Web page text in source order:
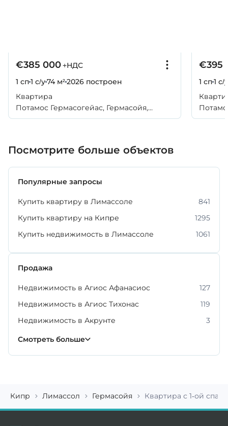
€385 000+НДС
1 сп1 с/у74 м²2026 построен
Квартира
Потамос Гермасогейас, Гермасойя,
Лимассол
€395
1 сп1 с/у
Посмотрите больше объектов
Популярные запросы
Купить квартиру в Лимассоле
841
Купить квартиру на Кипре
1295
Купить недвижимость в Лимассоле
1061
Продажа
Недвижимость в Агиос Афанасиос
127
Недвижимость в Агиос Тихонас
119
Недвижимость в Акрунте
3
Недвижимость в Гермасойе
Недвижимость в Меса Гейтония
Недвижимость в Монагрулли
Недвижимость в Мони
Недвижимость в Мониатисе
Недвижимость в Фасуле
Недвижимость в Эрими
Смотреть больше
Кипр Лимассол Гермасойя Квартира с 1-ой